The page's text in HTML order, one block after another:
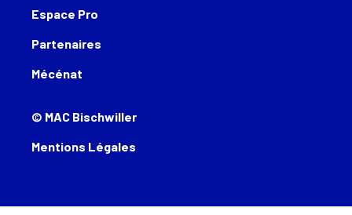
Espace Pro
Partenaires
Mécénat
© MAC Bischwiller
Mentions Légales